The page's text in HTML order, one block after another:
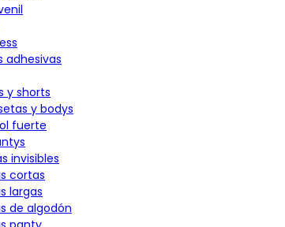
adhesivas
y shorts
y bodys
fuerte
invisibles
cortas
largas
de algodón